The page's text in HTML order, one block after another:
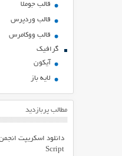
قالب جوملا
قالب وردپرس
قالب ووکامرس
گرافیک
آیکون
لایه باز
مطالب پربازدید
Script